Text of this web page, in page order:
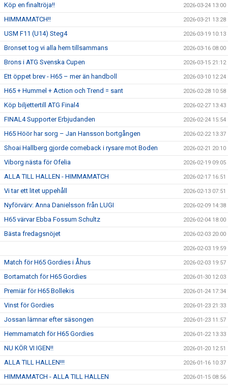
Köp en finaltröja!! 2026-03-24 13:00
HIMMAMATCH!! 2026-03-21 13:28
USM F11 (U14) Steg4 2026-03-19 10:13
Bronset tog vi alla hem tillsammans 2026-03-16 08:00
Brons i ATG Svenska Cupen 2026-03-15 21:12
Ett öppet brev - H65 – mer än handboll 2026-03-10 12:24
H65 + Hummel + Action och Trend = sant 2026-02-28 10:58
Köp biljettertill ATG Final4 2026-02-27 13:43
FINAL4 Supporter Erbjudanden 2026-02-24 15:54
H65 Höör har sorg – Jan Hansson bortgången 2026-02-22 13:37
Shoai Hallberg gjorde comeback i rysare mot Boden 2026-02-21 20:10
Viborg nästa för Ofelia 2026-02-19 09:05
ALLA TILL HALLEN - HIMMAMATCH 2026-02-17 16:51
Vi tar ett litet uppehåll 2026-02-13 07:51
Nyförvärv: Anna Danielsson från LUGI 2026-02-09 14:38
H65 värvar Ebba Fossum Schultz 2026-02-04 18:00
Bästa fredagsnöjet 2026-02-03 20:00
2026-02-03 19:59
Match för H65 Gordies i Åhus 2026-02-03 19:57
Bortamatch för H65 Gordies 2026-01-30 12:03
Premiär för H65 Bollekis 2026-01-24 17:34
Vinst för Gordies 2026-01-23 21:33
Jossan lämnar efter säsongen 2026-01-23 11:57
Hemmamatch för H65 Gordies 2026-01-22 13:33
NU KÖR VI IGEN!! 2026-01-20 12:51
ALLA TILL HALLEN!!! 2026-01-16 10:37
HIMMAMATCH - ALLA TILL HALLEN 2026-01-15 08:56